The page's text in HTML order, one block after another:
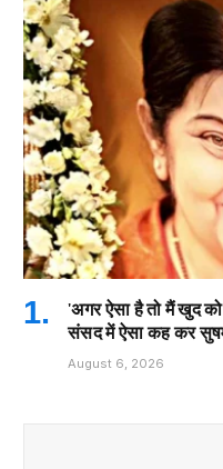
'अगर ऐसा है तो मैं खुद
संसद में ऐसा कह कर
August 6, 2026